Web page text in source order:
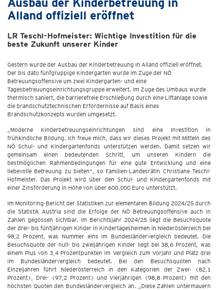
Alland offiziell eröffnet
LR Teschl-Hofmeister: Wichtige Investition für die
beste Zukunft unserer Kinder
Gestern wurde der Ausbau der Kinderbetreuung in Alland offiziell eröffnet.
Der bis dato fünfgruppige Kindergarten wurde im Zuge der NÖ
Betreuungsoffensive um zwei Kindergarten- und eine
Tagesbetreuungseinrichtungsgruppe erweitert. Im Zuge des Umbaus wurde
thermisch saniert, die barrierefreie Erschließung durch eine Liftanlage sowie
die brandschutztechnischen Erfordernisse auf Basis eines
Brandschutzkonzepts wurden umgesetzt.
„Moderne Kinderbetreuungseinrichtungen sind eine Investition in
frühkindliche Bildung. Ich freue mich, dass wir dieses Projekt mit Mitteln des
NÖ Schul- und Kindergartenfonds unterstützen werden. Damit setzen wir
gemeinsam einen bedeutenden Schritt, um unseren Kindern die
bestmöglichen Rahmenbedingungen für eine gute Entwicklung und eine
liebevolle Betreuung zu bieten“, so Familien-Landesrätin Christiane Teschl-
Hofmeister. Das Projekt wird über den Schul- und Kindergartenfonds mit
einer Zinsförderung in Höhe von über 600.000 Euro unterstützt.
Im Monitoring-Bericht der Statistiken zur elementaren Bildung 2024/25 durch
die Statistik Austria sind die Erfolge der NÖ Betreuungsoffensive auch in
Zahlen gegossen sichtbar. Im Berichtsjahr 2024/25 liegt die Besuchsquote
der drei- bis fünfjährigen Kinder in Kindertagesheimen in Niederösterreich bei
98,2 Prozent, was Nummer eins im Bundesländervergleich bedeutet. Die
Besuchsquote der null- bis zweijährigen Kinder liegt bei 38,6 Prozent, was
einem Plus von 3,4 Prozentpunkten im Vergleich zum Vorjahr und Platz drei
im Bundesländervergleich bedeutet. Bei den Besuchsquoten nach
Einzeljahren führt Niederösterreich in den Kategorien der Zwei- (82,1
Prozent), Drei- (97,2 Prozent) und Vierjährigen (98,8 Prozent) mit den
höchsten Quoten den Bundesländervergleich an. „Diese Zahlen untermauern